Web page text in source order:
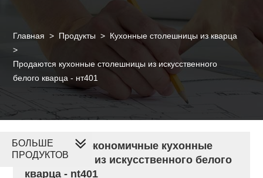
Главная > Продукты > Кухонные столешницы из кварца
>
Продаются кухонные столешницы из искусственного
белого кварца - нт401
Продаются экономичные кухонные
столешницы из искусственного белого
кварца - nt401
БОЛЬШЕ
ПРОДУКТОВ